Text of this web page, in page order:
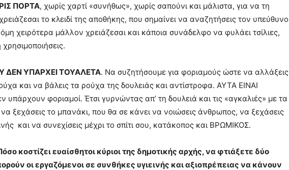
ΠΟΡΤΑ, χωρίς χαρτί «συνήθως», χωρίς σαπούνι και μάλιστα, για να τη
το κλειδί της αποθήκης, που σημαίνει να αναζητήσεις τον υπεύθυνο
χειρότερα μάλλον χρειάζεσαι και κάποια συνάδελφο να φυλάει τσίλιες,
ΔΕΝ ΥΠΑΡΧΕΙ ΤΟΥΑΛΕΤΑ. Να συζητήσουμε για φοριαμούς ώστε να αλλάξεις
και να βάλεις τα ρούχα της δουλειάς και αντίστροφα. ΑΥΤΑ ΕΙΝΑΙ
υπάρχουν φοριαμοί. Έτσι γυρνώντας απ’ τη δουλειά και τις «αγκαλιές» με τα
να ξεχάσεις το μπανάκι, που θα σε κάνει να νοιώσεις άνθρωπος, να ξεχάσεις
και να συνεχίσεις μέχρι το σπίτι σου, κατάκοπος και ΒΡΩΜΙΚΟΣ.
κοστίζει ευαίσθητοι κύριοι της δημοτικής αρχής, να φτιάξετε δύο
οι εργαζόμενοι σε συνθήκες υγιεινής και αξιοπρέπειας να κάνουν